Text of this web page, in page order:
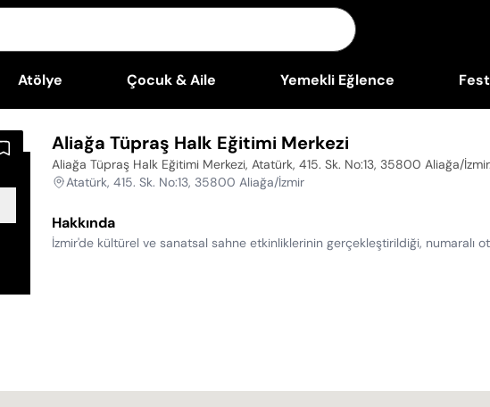
Atölye Çocuk & Aile Yemekli Eğlence
Aliağa Tüpraş Halk Eğitimi Merkezi
Aliağa Tüpraş Halk Eğitimi Merkezi, Atatürk, 415. Sk. No:13, 35800 Aliağa/İzmir.
Atatürk, 415. Sk. No:13, 35800 Aliağa/İzmir
Hakkında
İzmir'de kültürel ve sanatsal sahne etkinliklerinin gerçekleştirildiği,